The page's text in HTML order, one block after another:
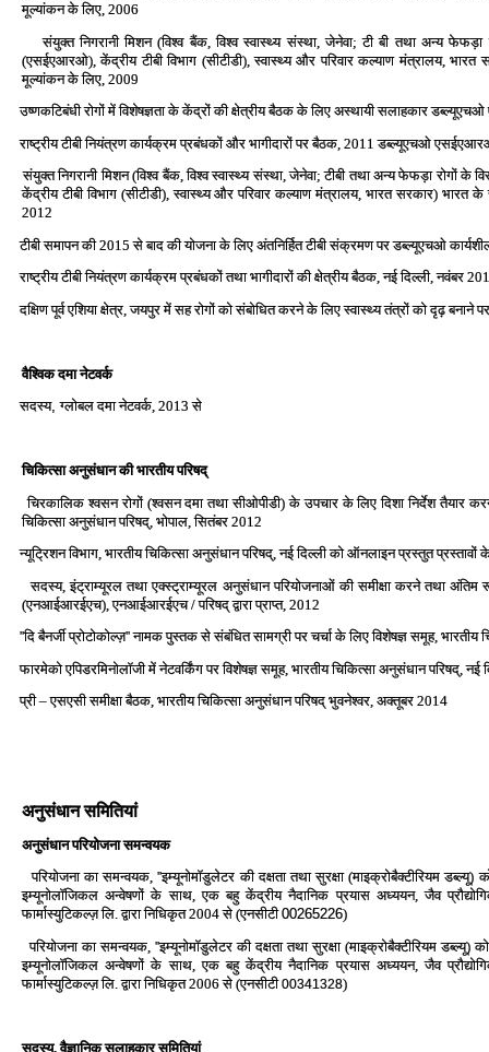
मूल्‍यांकन के लिए, 2006
संयुक्‍त निगरानी मिशन (विश्‍व बैंक, विश्‍व स्‍वास्‍थ्‍य संस्‍था, जेनेवा; टी बी तथा अन्‍य फेफड़ा
(एसईएआरओ), केंद्रीय टीबी विभाग (सीटीडी), स्‍वास्‍थ्‍य और परिवार कल्‍याण मंत्रालय, भारत
मूल्‍यांकन के लिए, 2009
उष्‍णकटिबंधी रोगों में विशेषज्ञता के केंद्रों की क्षेत्रीय बैठक के लिए अस्‍थायी सलाहकार
राष्‍ट्रीय टीबी नियंत्रण कार्यक्रम प्रबंधकों और भागीदारों पर बैठक, 2011 डब्‍ल्‍यूएचओ
संयुक्‍त निगरानी मिशन (विश्‍व बैंक, विश्‍व स्‍वास्‍थ्‍य संस्‍था, जेनेवा; टीबी तथा अन्‍य फेफड़ा रोगों के
केंद्रीय टीबी विभाग (सीटीडी), स्‍वास्‍थ्‍य और परिवार कल्‍याण मंत्रालय, भारत सरकार) भारत
2012
टीबी समापन की 2015 से बाद की योजना के लिए अंतनिर्हित टीबी संक्रमण पर डब्‍ल्‍यूएचओ
राष्‍ट्रीय टीबी नियंत्रण कार्यक्रम प्रबंधकों तथा भागीदारों की क्षेत्रीय बैठक, नई दिल्‍ली, नवंबर
दक्षिण पूर्व एशिया क्षेत्र, जयपुर में सह रोगों को संबोधित करने के लिए स्‍वास्‍थ्‍य तंत्रों को दृढ़ बनाने
वैश्विक दमा नेटवर्क
सदस्य,ग्लोबल दमा नेटवर्क, 2013 से
चिकित्‍सा अनुसंधान की भारतीय परिषद्
चिरकालिक श्‍वसन रोगों (श्‍वसन दमा तथा सीओपीडी) के उपचार के लिए दिशा निर्देश तैयार
चिकित्‍सा अनुसंधान परिषद्, भोपाल, सितंबर 2012
न्‍यूट्रिशन विभाग, भारतीय चिकित्‍सा अनुसंधान परिषद्, नई दिल्‍ली को ऑनलाइन प्रस्‍तुत
सदस्‍य, इंट्राम्‍यूरल तथा एक्‍स्‍ट्राम्‍यूरल अनुसंधान परियोजनाओं की समीक्षा करने तथा अंतिम
(एनआईआरईएच), एनआईआरईएच / परिषद् द्वारा प्राप्‍त, 2012
''दि बैनर्जी प्रोटोकोल्‍ज़'' नामक पुस्‍तक से संबंधित सामग्री पर चर्चा के लिए विशेषज्ञ समूह,
फारमेको एपिडरमिनोलॉजी में नेटवर्किंग पर विशेषज्ञ समूह, भारतीय चिकित्‍सा अनुसंधान परिषद्, नई
प्री – एसएसी समीक्षा बैठक, भारतीय चिकित्‍सा अनुसंधान परिषद् भुवनेश्‍वर, अक्‍तूबर 2014
अनुसंधान समितियां
अनुसंधान परियोजना समन्‍वयक
परियोजना का समन्‍वयक, ''इम्‍यूनोमॉडुलेटर की दक्षता तथा सुरक्षा (माइक्रोबैक्‍टीरियम
इम्‍यूनोलॉजिकल अन्‍वेषणों के साथ, एक बहु केंद्रीय नैदानिक प्रयास अध्‍ययन, जैव
फार्मास्‍युटिकल्‍ज़ लि. द्वारा निधिकृत 2004 से (एनसीटी00265226)
परियोजना का समन्‍वयक, ''इम्‍यूनोमॉडुलेटर की दक्षता तथा सुरक्षा (माइक्रोबैक्‍टीरियम
इम्‍यूनोलॉजिकल अन्‍वेषणों के साथ, एक बहु केंद्रीय नैदानिक प्रयास अध्‍ययन, जैव
फार्मास्‍युटिकल्‍ज़ लि. द्वारा निधिकृत 2006 से (एनसीटी00341328)
सदस्‍य, वैज्ञानिक सलाहकार समितियां